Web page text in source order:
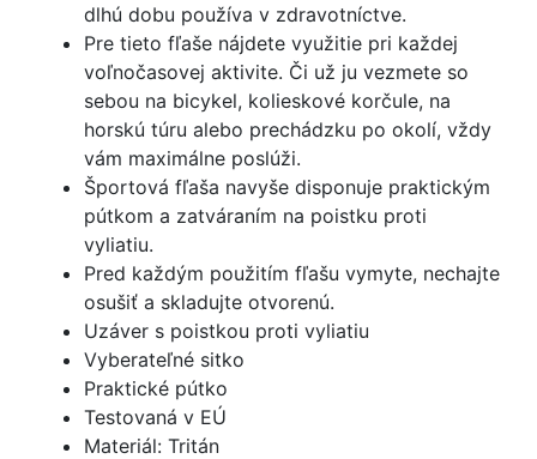
dlhú dobu používa v zdravotníctve.
Pre tieto fľaše nájdete využitie pri každej
voľnočasovej aktivite. Či už ju vezmete so
sebou na bicykel, kolieskové korčule, na
horskú túru alebo prechádzku po okolí, vždy
vám maximálne poslúži.
Športová fľaša navyše disponuje praktickým
pútkom a zatváraním na poistku proti
vyliatiu.
Pred každým použitím fľašu vymyte, nechajte
osušiť a skladujte otvorenú.
Uzáver s poistkou proti vyliatiu
Vyberateľné sitko
Praktické pútko
Testovaná v EÚ
Materiál: Tritán